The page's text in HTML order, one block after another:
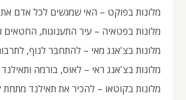
מלונות בפוקט – האי שמגשים לכל אדם
מלונות בפטאיה – עיר התענוגות, החטאים
מלונות בצ'אנג מאי – להתחבר לנוף,
מלונות בצ'אנג ראי – לאוס, בורמה
מלונות בקוטאו – להכיר את תאילנד מתחת